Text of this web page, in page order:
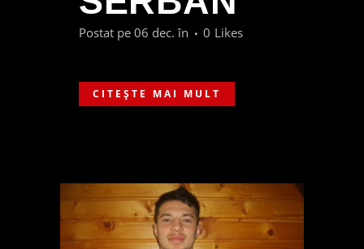
Postat pe 06 dec. în 0 Likes
CITEȘTE MAI MULT